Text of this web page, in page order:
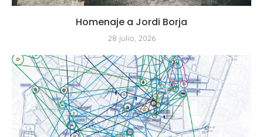
Homenaje a Jordi Borja
28 julio, 2026